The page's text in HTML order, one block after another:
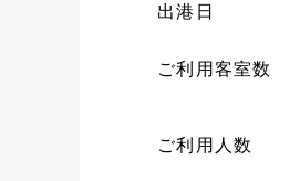
出港日
ご利用客室数
ご利用人数